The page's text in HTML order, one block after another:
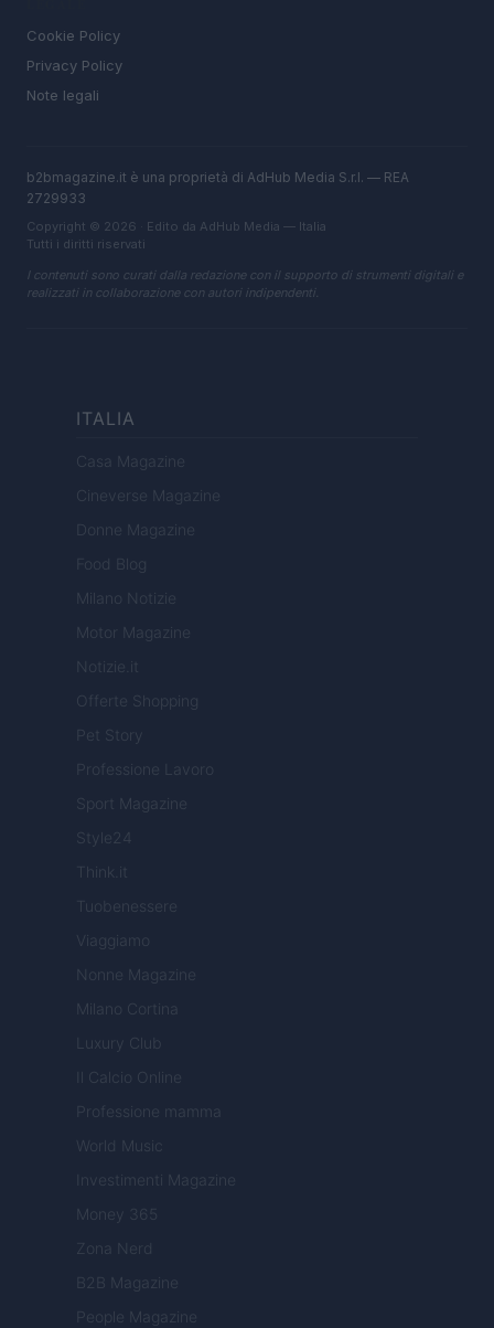
Cookie Policy
Privacy Policy
Note legali
b2bmagazine.it è una proprietà di AdHub Media S.r.l. — REA
2729933
Copyright © 2026 · Edito da AdHub Media — Italia
Tutti i diritti riservati
I contenuti sono curati dalla redazione con il supporto di strumenti digitali e
realizzati in collaborazione con autori indipendenti.
ITALIA
Casa Magazine
Cineverse Magazine
Donne Magazine
Food Blog
Milano Notizie
Motor Magazine
Notizie.it
Offerte Shopping
Pet Story
Professione Lavoro
Sport Magazine
Style24
Think.it
Tuobenessere
Viaggiamo
Nonne Magazine
Milano Cortina
Luxury Club
Il Calcio Online
Professione mamma
World Music
Investimenti Magazine
Money 365
Zona Nerd
B2B Magazine
People Magazine